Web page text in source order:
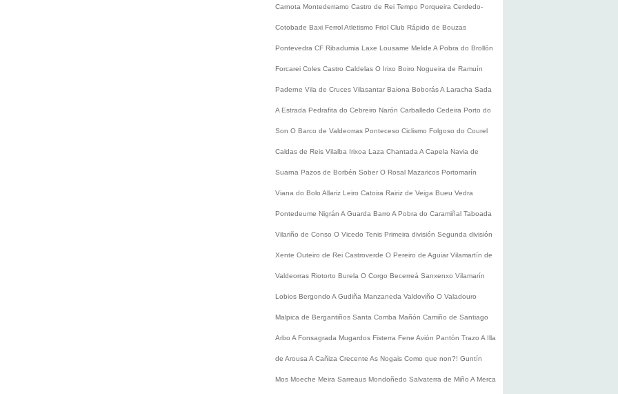
Carnota Montederramo Castro de Rei Tempo Porqueira Cerdedo-
Cotobade Baxi FerrolAtletismo Friol Club Rápido de Bouzas
Pontevedra CF Ribadumia Laxe Lousame Melide A Pobra do Brollón
Forcarei Coles Castro Caldelas O Irixo Boiro Nogueira de Ramuín
Paderne Vila de Cruces Vilasantar Baiona BoborásA Laracha Sada
A Estrada Pedrafita do Cebreiro Narón Carballedo Cedeira Porto do
Son O Barco de Valdeorras Ponteceso Ciclismo Folgoso do Courel
Caldas de Reis Vilalba Irixoa Laza Chantada A Capela Navia de
Suarna Pazos de Borbén Sober O Rosal Mazaricos Portomarín
Viana do Bolo Allariz Leiro Catoira Rairiz de Veiga Bueu Vedra
Pontedeume Nigrán A Guarda Barro A Pobra do Caramiñal Taboada
Vilariño de Conso O Vicedo Tenis Primeira división Segunda división
Xente Outeiro de Rei Castroverde O Pereiro de Aguiar Vilamartín de
Valdeorras Riotorto Burela O Corgo Becerreá Sanxenxo Vilamarín
Lobios Bergondo A Gudiña Manzaneda Valdoviño O Valadouro
Malpica de Bergantiños Santa Comba Mañón Camiño de Santiago
Arbo A Fonsagrada Mugardos Fisterra Fene Avión Pantón Trazo A Illa
de Arousa A Cañiza Crecente As Nogais Como que non?! Guntín
Mos Moeche Meira Sarreaus Mondoñedo Salvaterra de Miño A Merca